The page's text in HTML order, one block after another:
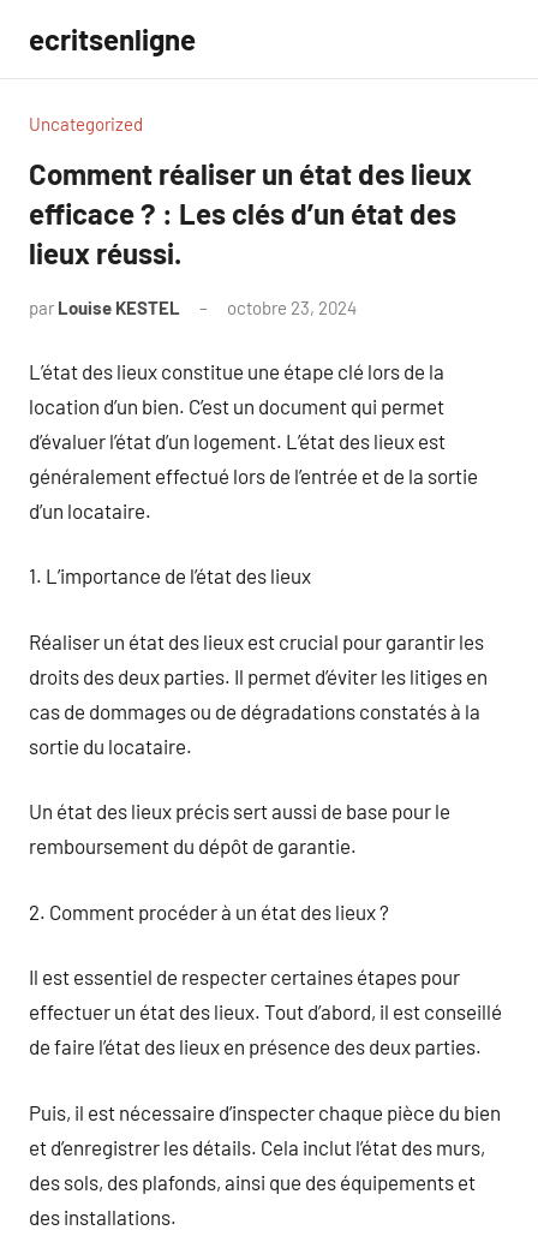
contenu
ecritsenligne
Uncategorized
Comment réaliser un état des lieux
efficace ? : Les clés d’un état des
lieux réussi.
par Louise KESTEL octobre 23, 2024
L’état des lieux constitue une étape clé lors de la
location d’un bien. C’est un document qui permet
d’évaluer l’état d’un logement. L’état des lieux est
généralement effectué lors de l’entrée et de la sortie
d’un locataire.
1. L’importance de l’état des lieux
Réaliser un état des lieux est crucial pour garantir les
droits des deux parties. Il permet d’éviter les litiges en
cas de dommages ou de dégradations constatés à la
sortie du locataire.
Un état des lieux précis sert aussi de base pour le
remboursement du dépôt de garantie.
2. Comment procéder à un état des lieux ?
Il est essentiel de respecter certaines étapes pour
effectuer un état des lieux. Tout d’abord, il est conseillé
de faire l’état des lieux en présence des deux parties.
Puis, il est nécessaire d’inspecter chaque pièce du bien
et d’enregistrer les détails. Cela inclut l’état des murs,
des sols, des plafonds, ainsi que des équipements et
des installations.